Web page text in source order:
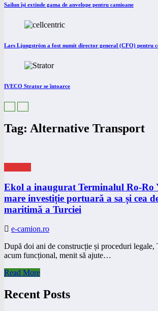
Sailun își extinde gama de anvelope pentru camioane
Lars Ljungström a fost numit director general (CFO) pentru
IVECO Strator se întoarce
Tag: Alternative Transport
Ekol a inaugurat Terminalul Ro-Ro
mare investiție portuară a sa și cea
maritimă a Turciei
e-camion.ro
După doi ani de construcție și proceduri legale,
acum funcțional, menit să ajute…
Read More
Recent Posts